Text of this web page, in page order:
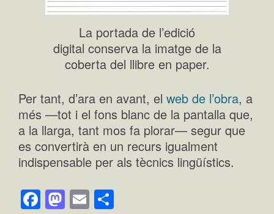
La portada de l’edició
digital conserva la imatge de la
coberta del llibre en paper.
Per tant, d’ara en avant, el web de l’obra, a
més —tot i el fons blanc de la pantalla que,
a la llarga, tant mos fa plorar— segur que
es convertirà en un recurs igualment
indispensable per als tècnics lingüístics.
Facebook
Mastodon
Email